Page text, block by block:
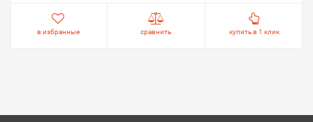
в избранные сравнить купить в 1 клик